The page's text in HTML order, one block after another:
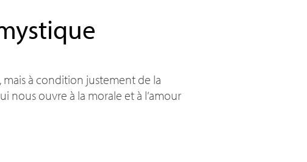
mais à condition justement de la
ouvre à la morale et à l’amour